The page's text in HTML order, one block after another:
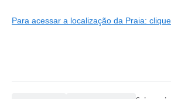
Para acessar a localização da Praia: clique